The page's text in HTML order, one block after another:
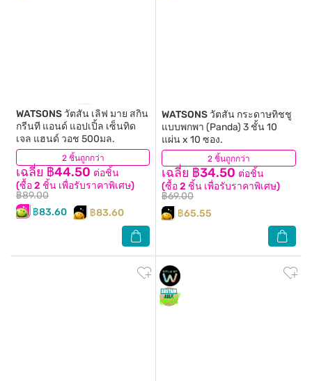
2 ชิ้นถูกกว่า
WATSONS วัตสัน เลิฟ มาย สกิน
กรีนที แอนด์ แอปเปิ้ล เซ็นทิด
เจล แฮนด์ วอช 500มล.
เฉลี่ย ฿44.50 ต่อชิ้น
(ซื้อ 2 ชิ้น เพื่อรับราคาพิเศษ)
฿89.00
฿83.60
฿83.60
(67) 2 ชิ้นถูกกว่า
WATSONS วัตสัน กระดาษทิชชู
แบบพกพา (Panda) 3 ชั้น 10
แผ่น x 10 ซอง.
เฉลี่ย ฿34.50 ต่อชิ้น
(ซื้อ 2 ชิ้น เพื่อรับราคาพิเศษ)
฿69.00
฿65.55
(5)